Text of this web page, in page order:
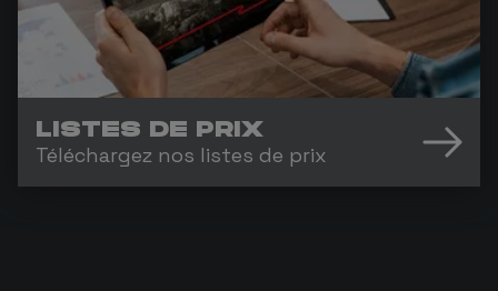
LISTES DE PRIX
Téléchargez nos listes de prix